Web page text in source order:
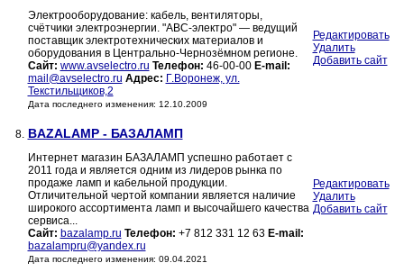
Электрооборудование: кабель, вентиляторы,
счётчики электроэнергии. "АВС-электро" — ведущий
поставщик электротехнических материалов и
оборудования в Центрально-Чернозёмном регионе.
Сайт: www.avselectro.ru Телефон: 46-00-00 E-mail:
mail@avselectro.ru Адрес: Г.Воронеж, ул.
Текстильщиков,2
Дата последнего изменения: 12.10.2009
Редактировать
Удалить
Добавить сайт
8. BAZALAMP - БАЗАЛАМП
Интернет магазин БАЗАЛАМП успешно работает с
2011 года и является одним из лидеров рынка по
продаже ламп и кабельной продукции.
Отличительной чертой компании является наличие
широкого ассортимента ламп и высочайшего качества
сервиса...
Сайт: bazalamp.ru Телефон: +7 812 331 12 63 E-mail:
bazalampru@yandex.ru
Дата последнего изменения: 09.04.2021
Редактировать
Удалить
Добавить сайт